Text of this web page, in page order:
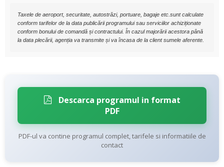
Taxele de aeroport, securitate, autostrăzi, portuare, bagaje etc.sunt calculate
conform tarifelor de la data publicării programului sau serviciilor achiziționate
conform bonului de comandă și contractului. În cazul majorării acestora până
la data plecării, agenția va transmite și va încasa de la client sumele aferente.
PDF
PDF-ul va contine programul complet, tarifele si informatiile de
contact